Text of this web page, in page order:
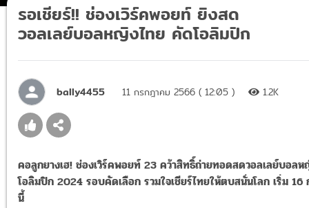
รอเชียร์!! ช่องเวิร์คพอยท์ ยิงสด
วอลเลย์บอลหญิงไทย คัดโอลิมปิก
bally4455 11 กรกฎาคม 2566 ( 12:05 ) 1.2K
คอลูกยางเฮ! ช่องเวิร์คพอยท์ 23 คว้าสิทธิ์ถ่ายทอดสดวอลเลย์บอล
โอลิมปิก 2024 รอบคัดเลือก รวมใจเชียร์ไทยให้ตบสนั่นโลก เริ่ม 16
นี้